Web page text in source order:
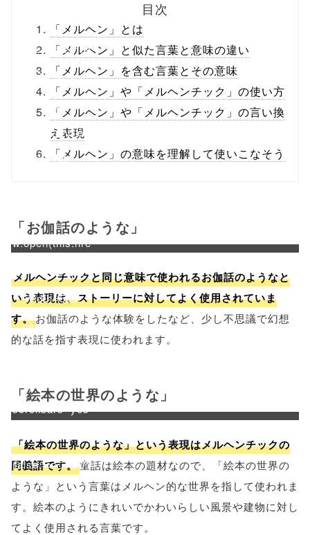
ml/wp-
content/themes
/tapbiz_theme/
parts/sns-
buttons.php on
line10
w.open(this.hre
f, 'Gwindow',
'width=550,
height=450,
scrollbars=yes'
); return
false;"> シェア
目次
「メルヘン」とは
「メルヘン」と似た言葉と意味の違い
「メルヘン」を含む言葉とその意味
「メルヘン」や「メルヘンチック」の使い方
「メルヘン」や「メルヘンチック」の言い換
え表現
「メルヘン」の意味を理解して使いこなそう
「お伽話のような」
メルヘンチックと同じ意味で使われるお伽話のようなと
いう表現は、ストーリーに対してよく使用されていま
す。お伽話のような体験をしたなど、少し不思議で幻想
的な話を指す表現に使われます。
「絵本の世界のような」
「絵本の世界のような」という表現はメルヘンチックの
同義語です。童話は絵本の題材なので、「絵本の世界の
ような」という言葉はメルヘン的な世界を指して使われま
す。絵本のようにきれいでかわいらしい風景や建物に対し
てよく使用される言葉です。